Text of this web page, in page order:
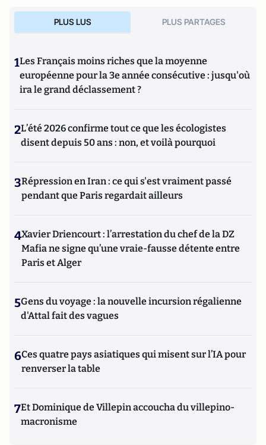
Projet: La stratégie de conquête et d'infiltration des frères
musulmans en France et dans le monde(Editions de
L'Artilleur).
PLUS LUS PLUS PARTAGES
1Les Français moins riches que la moyenne
européenne pour la 3e année consécutive : jusqu'où
ira le grand déclassement ?
2L’été 2026 confirme tout ce que les écologistes
disent depuis 50 ans : non, et voilà pourquoi
3Répression en Iran : ce qui s'est vraiment passé
pendant que Paris regardait ailleurs
4Xavier Driencourt : l’arrestation du chef de la DZ
Mafia ne signe qu’une vraie-fausse détente entre
Paris et Alger
5Gens du voyage : la nouvelle incursion régalienne
d'Attal fait des vagues
6Ces quatre pays asiatiques qui misent sur l’IA pour
renverser la table
7Et Dominique de Villepin accoucha du villepino-
macronisme